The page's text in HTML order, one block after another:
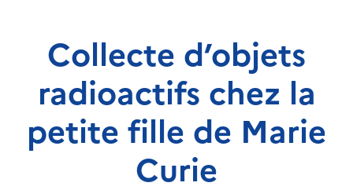
Collecte d’objets
radioactifs chez la
petite fille de Marie
Curie